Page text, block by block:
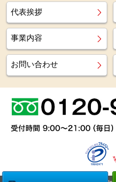
代表挨拶
事業内容
お問い合わせ